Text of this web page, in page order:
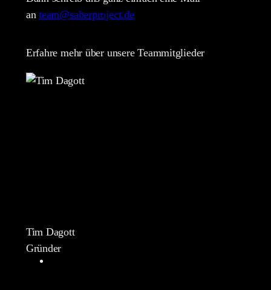
anteam@saberproject.de
Erfahre mehr über unsere Teammitglieder
Tim Dagott
Gründer